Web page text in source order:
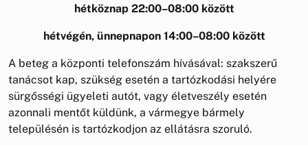
hétköznap 22:00–08:00 között
hétvégén, ünnepnapon 14:00–08:00 között
A beteg a központi telefonszám hívásával: szakszerű
tanácsot kap, szükség esetén a tartózkodási helyére
sürgősségi ügyeleti autót, vagy életveszély esetén
azonnali mentőt küldünk, a vármegye bármely
településén is tartózkodjon az ellátásra szoruló.